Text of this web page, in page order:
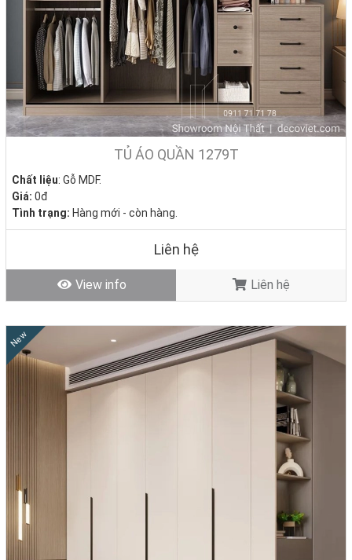
TỦ ÁO QUẦN 1279T
Chất liệu: Gỗ MDF.
Giá: 0đ
Tình trạng: Hàng mới - còn hàng.
Liên hệ
View info Liên hệ
New